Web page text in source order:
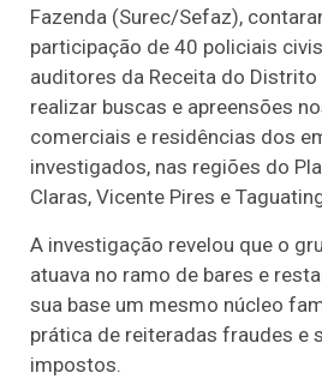
Fazenda (Surec/Sefaz),
participação de 40 policiais
auditores da Receita do Distrito
realizar buscas e apreensões
comerciais e residências dos
investigados, nas regiões do
Claras, Vicente Pires e
A investigação revelou que o
atuava no ramo de bares e
sua base um mesmo núcleo
prática de reiteradas fraudes e
impostos.